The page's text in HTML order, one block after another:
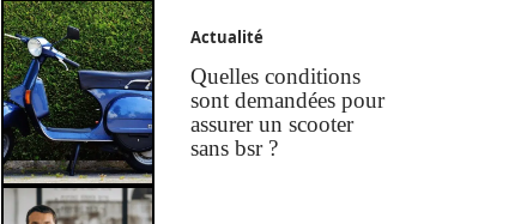
Actualité
Quelles conditions
sont demandées pour
assurer un scooter
sans bsr ?